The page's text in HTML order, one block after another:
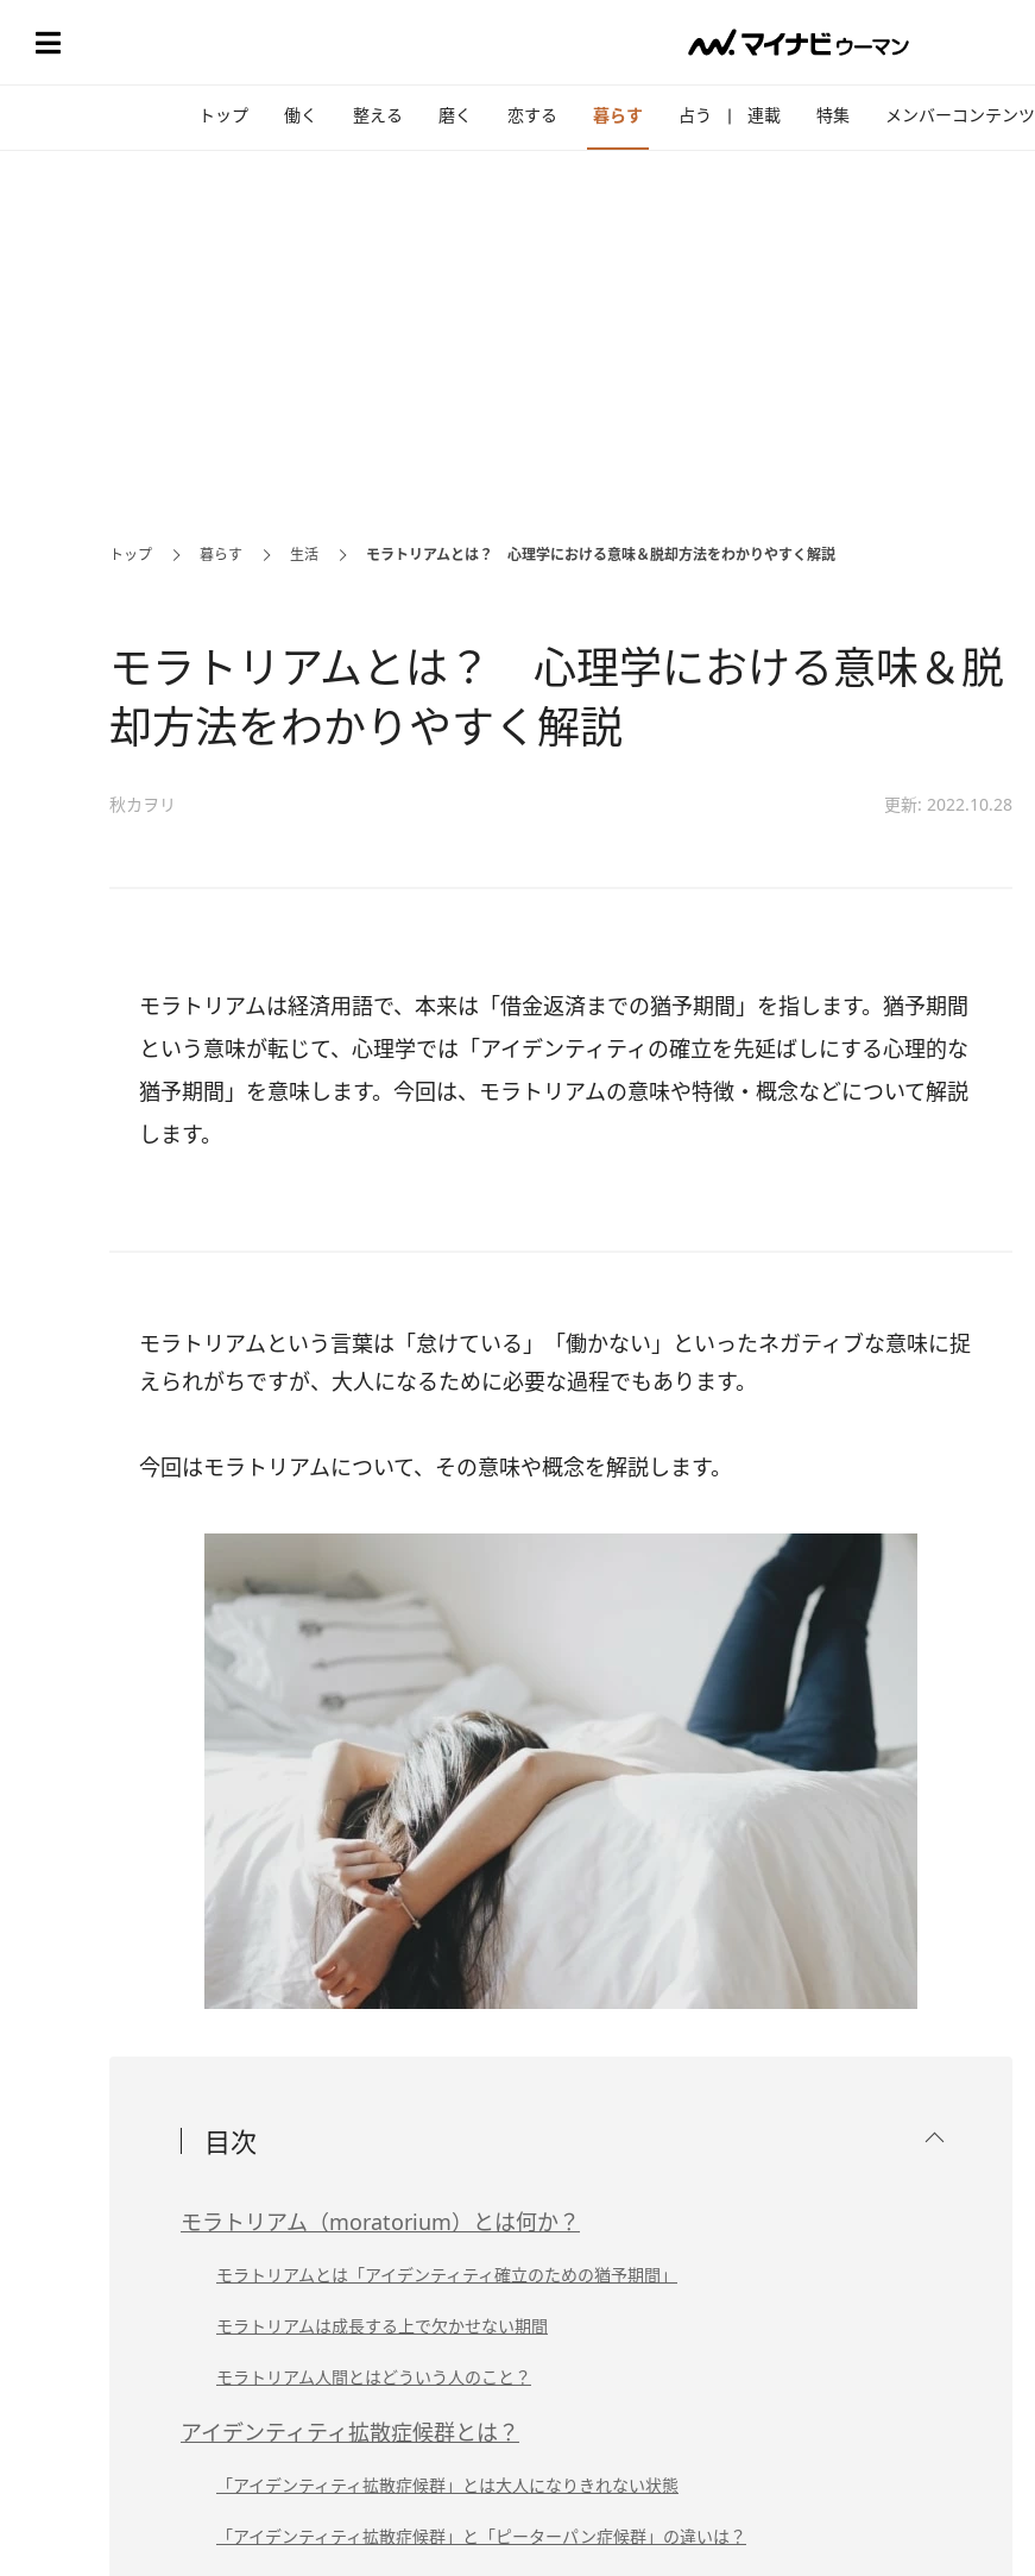
トップ 働く 整える 磨く 恋する 暮らす 占う 連載 特集 メンバーコンテンツ
トップ 暮らす 生活 モラトリアムとは？ 心理学における意味＆脱却方法をわかりやすく解説
モラトリアムとは？ 心理学における意味＆脱
却方法をわかりやすく解説
秋カヲリ 更新: 2022.10.28
モラトリアムは経済用語で、本来は「借金返済までの猶予期間」を指します。猶予期間
という意味が転じて、心理学では「アイデンティティの確立を先延ばしにする心理的な
猶予期間」を意味します。今回は、モラトリアムの意味や特徴・概念などについて解説
します。
モラトリアムという言葉は「怠けている」「働かない」といったネガティブな意味に捉
えられがちですが、大人になるために必要な過程でもあります。
今回はモラトリアムについて、その意味や概念を解説します。
目次
モラトリアム（moratorium）とは何か？
モラトリアムとは「アイデンティティ確立のための猶予期間」
モラトリアムは成長する上で欠かせない期間
モラトリアム人間とはどういう人のこと？
アイデンティティ拡散症候群とは？
「アイデンティティ拡散症候群」とは大人になりきれない状態
「アイデンティティ拡散症候群」と「ピーターパン症候群」の違いは？